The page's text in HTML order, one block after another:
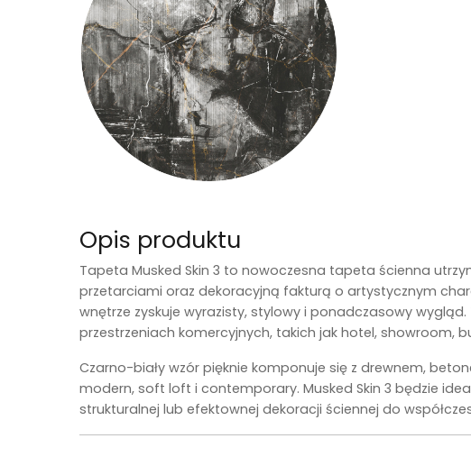
Opis produktu
Tapeta Musked Skin 3 to nowoczesna tapeta ścienna
przetarciami oraz dekoracyjną fakturą o artystycznym
wnętrze zyskuje wyrazisty, stylowy i ponadczasowy
przestrzeniach komercyjnych, takich jak hotel, showroom,
Czarno-biały wzór pięknie komponuje się z drewnem,
modern, soft loft i contemporary. Musked Skin 3 będzie
strukturalnej lub efektownej dekoracji ściennej do